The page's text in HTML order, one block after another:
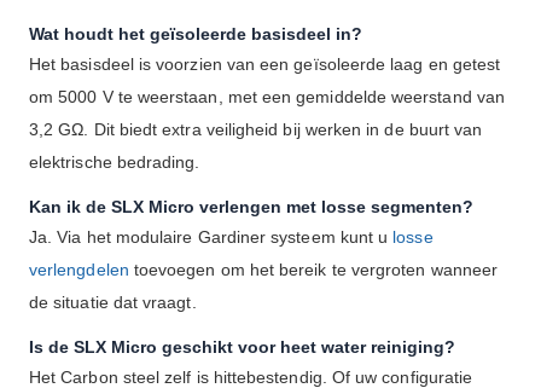
Wat houdt het geïsoleerde basisdeel in?
Het basisdeel is voorzien van een geïsoleerde laag en getest
om 5000 V te weerstaan, met een gemiddelde weerstand van
3,2 GΩ. Dit biedt extra veiligheid bij werken in de buurt van
elektrische bedrading.
Kan ik de SLX Micro verlengen met losse segmenten?
Ja. Via het modulaire Gardiner systeem kunt u losse
verlengdelen toevoegen om het bereik te vergroten wanneer
de situatie dat vraagt.
Is de SLX Micro geschikt voor heet water reiniging?
Het Carbon steel zelf is hittebestendig. Of uw configuratie